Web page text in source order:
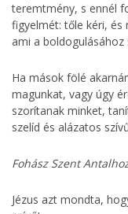
teremtmény, s ennél
figyelmét: tőle kéri, és
ami a boldogulásához
Ha mások fölé
magunkat, vagy úgy
szorítanak minket,
szelíd és alázatos
Fohász Szent
Jézus azt mondta,